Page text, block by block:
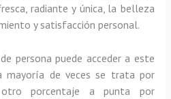
radiante y única, la belleza
y satisfacción personal.
persona puede acceder a este
mayoría de veces se trata por
porcentaje a punta por